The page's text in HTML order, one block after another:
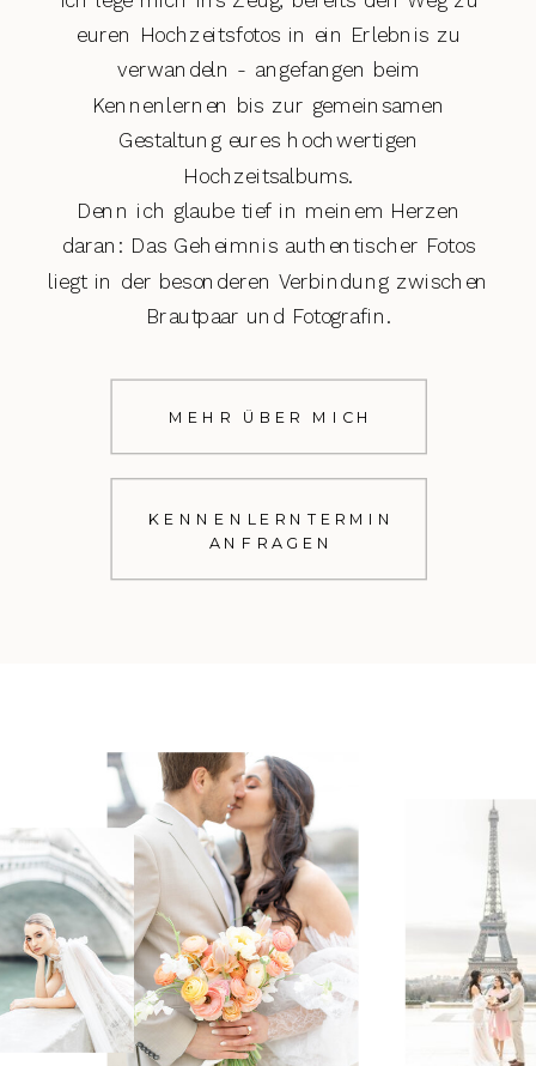
KENNENLERNTERMIN
ANFRAGEN
MEHR ÜBER MICH
euren Hochzeitsfotos in ein Erlebnis zu
verwandeln - angefangen beim
Kennenlernen bis zur gemeinsamen
Gestaltung eures hochwertigen
Hochzeitsalbums.
Denn ich glaube tief in meinem Herzen
daran: Das Geheimnis authentischer Fotos
liegt in der besonderen Verbindung zwischen
Brautpaar und Fotografin.